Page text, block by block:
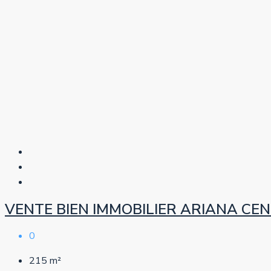
VENTE BIEN IMMOBILIER ARIANA
0
215 m²